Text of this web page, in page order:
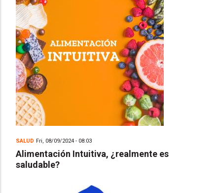
SALUD Fri, 08/09/2024 - 08:03
Alimentación Intuitiva, ¿realmente es
saludable?